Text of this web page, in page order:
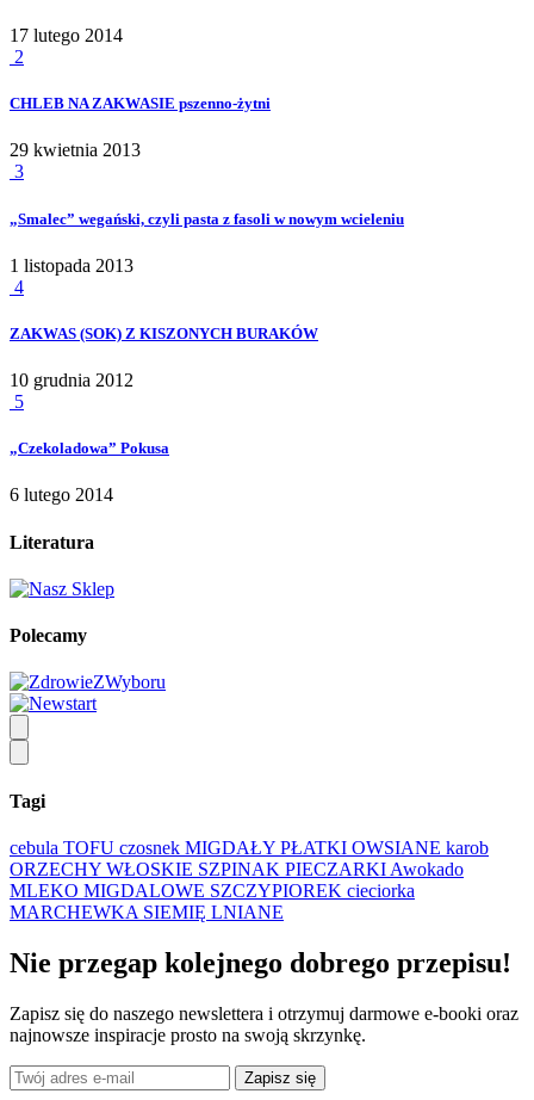
17 lutego 2014
2
CHLEB NA ZAKWASIE pszenno-żytni
29 kwietnia 2013
3
„Smalec” wegański, czyli pasta z fasoli w nowym wcieleniu
1 listopada 2013
4
ZAKWAS (SOK) Z KISZONYCH BURAKÓW
10 grudnia 2012
5
„Czekoladowa” Pokusa
6 lutego 2014
Literatura
Polecamy
Tagi
cebula TOFU czosnek MIGDAŁY PŁATKI OWSIANE karob
ORZECHY WŁOSKIE SZPINAK PIECZARKI Awokado
MLEKO MIGDALOWE SZCZYPIOREK cieciorka
MARCHEWKA SIEMIĘ LNIANE
Nie przegap kolejnego dobrego przepisu!
Zapisz się do naszego newslettera i otrzymuj darmowe e-booki oraz
najnowsze inspiracje prosto na swoją skrzynkę.
Zapisz się